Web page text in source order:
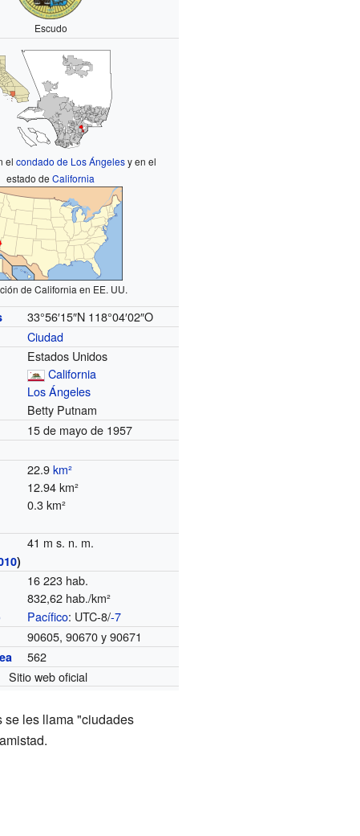
Escudo
el condado de Los Ángelesy en el
estado deCalifornia
de California en EE. UU.
33°56′15″N 118°04′02″O
Ciudad
Estados Unidos
California
Los Ángeles
Betty Putnam
15 de mayo de 1957
22.9km²
12.94 km²
0.3 km²
41 m s. n. m.
)
16 223 hab.
832,62 hab./km²
Pacífico: UTC-8/-7
90605, 90670 y 90671
562
Sitio web oficial
se les llama "ciudades